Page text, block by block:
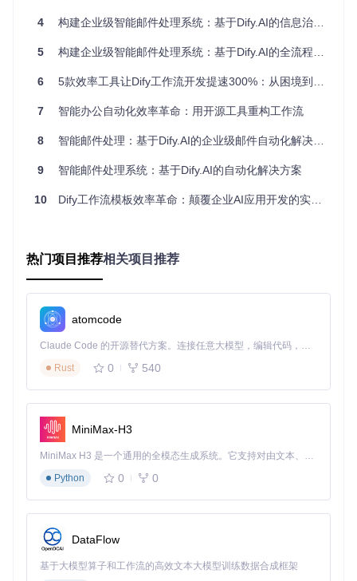
部署完成后，通过浏览器访问本地服务即可开始配置。系统默
导航至数据管理 → 数据源页面
选择邮件服务器类型（IMAP/SMTP）
配置同步频率（建议5-15分钟）
邮件处理流程设计
邮件处理的核心在于设计智能工作流，通过Dify的可视化编辑
器，即使非技术人员也能轻松构建复杂逻辑：
Dify可视化工作流编辑器界面，通过拖拽节点构建邮件处理逻
基础邮件分类工作流建议包含以下节点：
触发器
条件判断：基于发件人、主题、内容进行分类
动作执行 ：转发、归档、标记或生成回复
智能分类规则配置
在数据处理 → 流水线页面配置邮件内容解析规则：
Dify数据处理流水线展示邮件从提取到分类的完整流程
推荐配置以下分类维度：
4 构建企业级智能邮件处理系统：基于Dify.AI的信息治理解决方案
5 构建企业级智能邮件处理系统：基于Dify.AI的全流程解决方案
6 5款效率工具让Dify工作流开发提速300%：从困境到解决方案的完整指南
7 智能办公自动化效率革命：用开源工具重构工作流
8 智能邮件处理：基于Dify.AI的企业级邮件自动化解决方案
9 智能邮件处理系统：基于Dify.AI的自动化解决方案
10 Dify工作流模板效率革命：颠覆企业AI应用开发的实战指南
热门项目推荐相关项目推荐
atomcode
Claude Code 的开源替代方案。连接任意大模型，编辑代码，运行命令，自动验证 — 全自动执行。用 Rust 构建，极致性能。 ｜ An open-source alternative to Claude Code. Connect any LLM, edit code, run commands, and verify changes — autonomously. Built in Rust for speed. Get Started
Rust
0 540
MiniMax-H3
MiniMax H3 是一个通用的全模态生成系统。它支持对由文本、图像、视频和音频组成的多模态上下文进行统一理解，并能生成分辨率高达 2K、时长可达 15 秒的带原生立体声音频的视频。得益于面向任务泛化的系统设计，H3 在预训练阶段就已具备广泛的多模态上下文理解与生成能力，能够出色地执行复杂的多模态指令。
Python
0 0
DataFlow
基于大模型算子和工作流的高效文本大模型训练数据合成框架